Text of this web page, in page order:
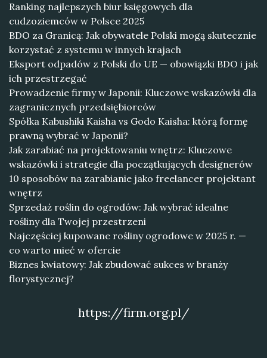
Ranking najlepszych biur księgowych dla
cudzoziemców w Polsce 2025
BDO za Granicą: Jak obywatele Polski mogą skutecznie
korzystać z systemu w innych krajach
Eksport odpadów z Polski do UE — obowiązki BDO i jak
ich przestrzegać
Prowadzenie firmy w Japonii: Kluczowe wskazówki dla
zagranicznych przedsiębiorców
Spółka Kabushiki Kaisha vs Godo Kaisha: którą formę
prawną wybrać w Japonii?
Jak zarabiać na projektowaniu wnętrz: Kluczowe
wskazówki i strategie dla początkujących designerów
10 sposobów na zarabianie jako freelancer projektant
wnętrz
Sprzedaż roślin do ogrodów: Jak wybrać idealne
rośliny dla Twojej przestrzeni
Najczęściej kupowane rośliny ogrodowe w 2025 r. —
co warto mieć w ofercie
Biznes kwiatowy: Jak zbudować sukces w branży
florystycznej?
https://firm.org.pl/